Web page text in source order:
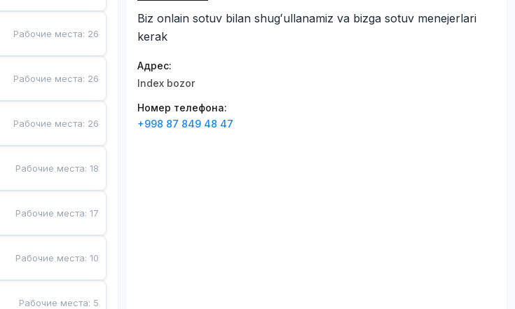
Рабочие места: 26
Рабочие места: 26
Рабочие места: 26
Рабочие места:18
Рабочие места:17
Рабочие места:10
Рабочие места: 5
Biz onlain sotuv bilan shugʻullanamiz va bizga sotuv menejerlari
kerak
Адрес:
Index bozor
Номер телефона:
+998 87 849 48 47